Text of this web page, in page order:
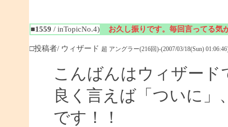
■1559 / inTopicNo.4) お久し振りです。毎回言ってる気
□投稿者/ ウィザード 超 アングラー(216回)-(2007/03/18(Sun)
こんばんはウィザード
良く言えば「ついに」
です！！